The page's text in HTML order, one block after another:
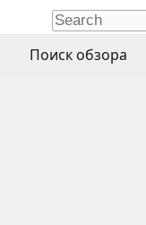
Поиск обзора